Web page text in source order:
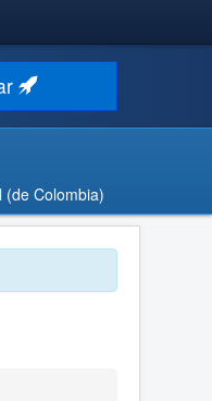
(de Colombia)